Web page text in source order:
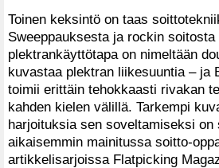
Toinen keksintö on taas
Sweeppauksesta ja rockin
plektrankäyttötapa on nimeltään
kuvastaa plektran liikesuuntia – ja
toimii erittäin tehokkaasti rivakan
kahden kielen välillä. Tarkempi
harjoituksia sen soveltamiseksi on
aikaisemmin mainitussa soitto-
artikkelisarjoissa Flatpicking